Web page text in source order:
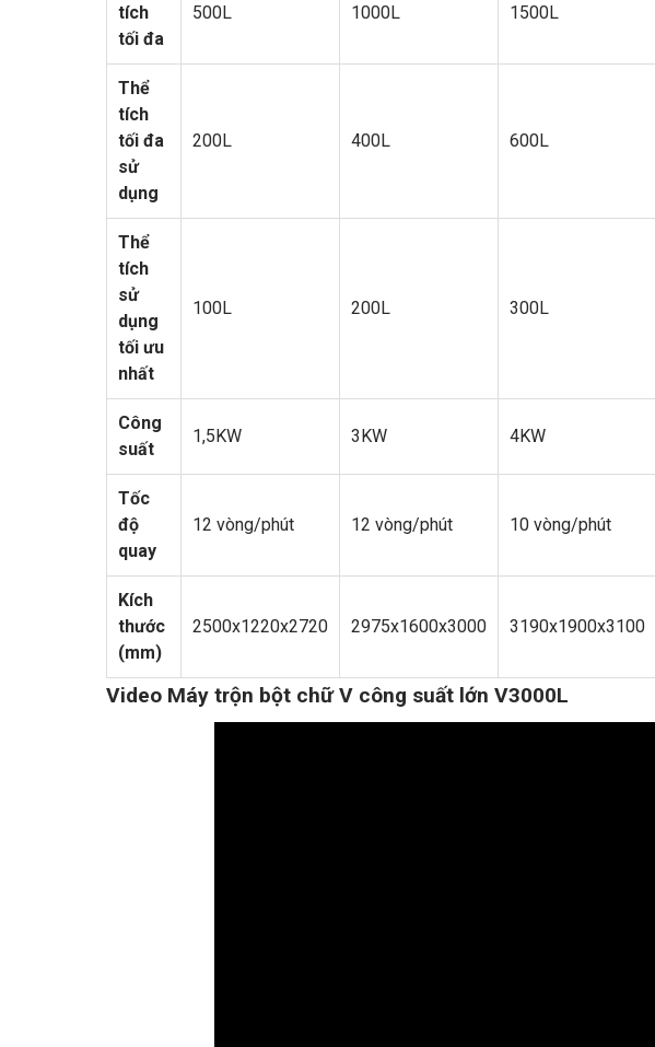
tích
tối đa
500L 1000L 1500L
Thể
tích
tối đa
sử
dụng
200L 400L 600L
Thể
tích
sử
dụng
tối ưu
nhất
100L 200L 300L
Công
suất
1,5KW 3KW 4KW
Tốc
độ
quay
12 vòng/phút 12 vòng/phút 10 vòng/phút
Kích
thước
(mm)
2500x1220x2720 2975x1600x3000 3190x1900x3100
Video Máy trộn bột chữ V công suất lớn V3000L